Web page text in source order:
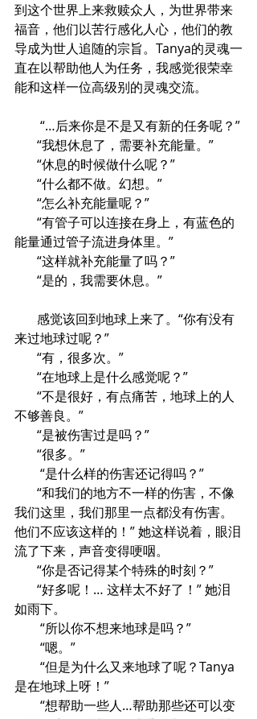
到这个世界上来救赎众人，为世界带来
福音，他们以苦行感化人心，他们的教
导成为世人追随的宗旨。Tanya的灵魂一
直在以帮助他人为任务，我感觉很荣幸
能和这样一位高级别的灵魂交流。
“…后来你是不是又有新的任务呢？”
“我想休息了，需要补充能量。”
“休息的时候做什么呢？”
“什么都不做。幻想。”
“怎么补充能量呢？”
“有管子可以连接在身上，有蓝色的
能量通过管子流进身体里。”
“这样就补充能量了吗？”
“是的，我需要休息。”
感觉该回到地球上来了。“你有没有
来过地球过呢？”
“有，很多次。”
“在地球上是什么感觉呢？”
“不是很好，有点痛苦，地球上的人
不够善良。”
“是被伤害过是吗？”
“很多。”
“是什么样的伤害还记得吗？”
“和我们的地方不一样的伤害，不像
我们这里，我们那里一点都没有伤害。
他们不应该这样的！” 她这样说着，眼泪
流了下来，声音变得哽咽。
“你是否记得某个特殊的时刻？”
“好多呢！… 这样太不好了！” 她泪
如雨下。
“所以你不想来地球是吗？”
“嗯。”
“但是为什么又来地球了呢？Tanya
是在地球上呀！”
“想帮助一些人…帮助那些还可以变